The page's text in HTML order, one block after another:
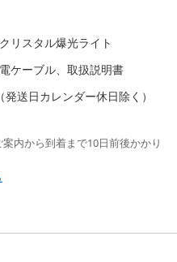
リスタル爆光ライト
ケーブル、取扱説明書
送日カレンダー休日除く）
内から到着まで10日前後かかり